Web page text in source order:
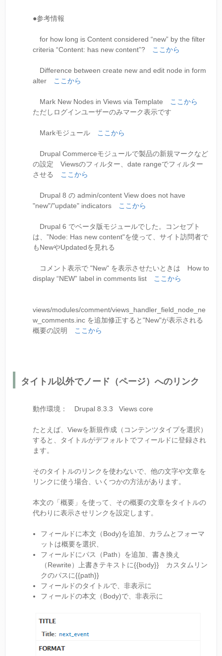
●参考情報
for how long is Content considered “new” by the filter
criteria “Content: has new content”?
ここから
Difference between create new and edit node in form
alter
ここから
Mark New Nodes in Views via Template
ここから
ただしログインユーザーのみマーク表示です
Markモジュール ここから
Drupal Commerceモジュールで製品の新規マークなど
の設定 Viewsのフィルター、date rangeでフィルター
させる
ここから
Drupal 8 の admin/content View does not have
"new"/"update" indicators
ここから
Drupal 6 でベータ版モジュールでした。コンセプト
は、”Node: Has new content"を使って、サイト訪問者で
もNewやUpdatedを見れる
コメント表示で "New" を表示させたいときは How to
display “NEW” label in comments list
ここから
views/modules/comment/views_handler_field_node_ne
w_comments.inc を追加修正すると"New"が表示される
概要の説明
ここから
タイトル以外でノード（ページ）へのリンク
動作環境： Drupal 8.3.3 Views core
たとえば、Viewを新規作成（コンテンツタイプを選択）
すると、タイトルがデフォルトでフィールドに登録され
ます。
そのタイトルのリンクを使わないで、他の文字や文章を
リンクに使う場合、いくつかの方法があります。
本文の「概要」を使って、その概要の文章をタイトルの
代わりに表示させリンクを設定します。
フィールドに本文（Body)を追加、カラムとフォーマ
ットは概要を選択、
フィールドにパス（Path）を追加、書き換え
（Rewrite）上書きテキストに{{body}} カスタムリン
クのパスに{{path}}
フィールドのタイトルで、非表示に
フィールドの本文（Body)で、非表示に